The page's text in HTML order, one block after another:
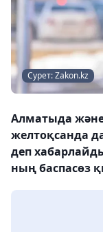
Сурет: Zakon.kz
Алматыда
желтоқсанда
деп
ның баспасөз